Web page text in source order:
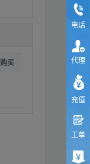
购买
电话
代理
充值
工单